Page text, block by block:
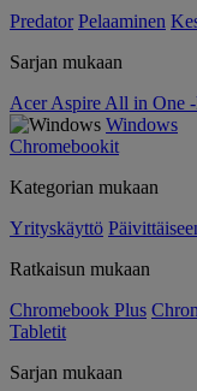
Predator Pelaaminen
Sarjan mukaan
Acer Aspire All in One
Windows
Chromebookit
Kategorian mukaan
Yrityskäyttö
Ratkaisun mukaan
Chromebook Plus
Tabletit
Sarjan mukaan